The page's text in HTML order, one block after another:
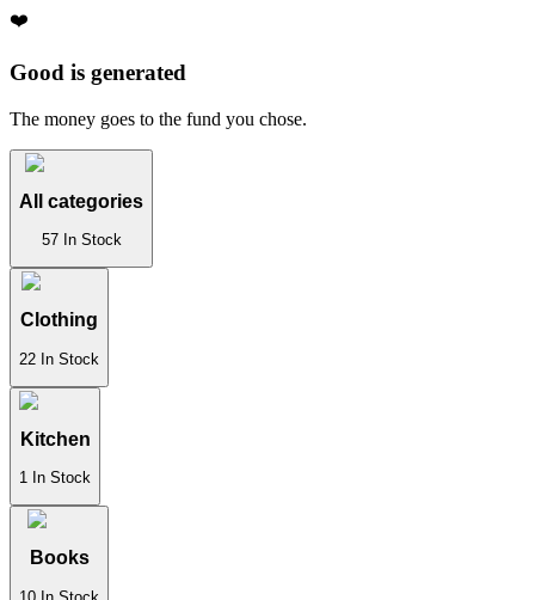
❤️
Good is generated
The money goes to the fund you chose.
All categories
57 In Stock
Clothing
22 In Stock
Kitchen
1 In Stock
Books